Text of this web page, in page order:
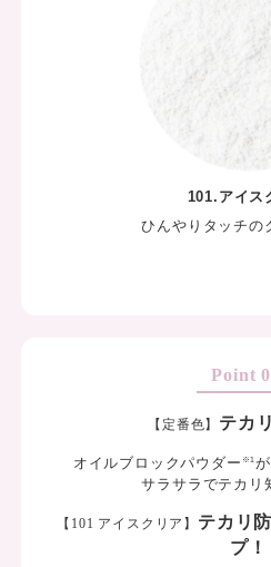
101.アイス
ひんやりタッチの
【定番色】 テカ
オイルブロックパウダー ※1 が
サラサラでテカリ
【101 アイスクリア】 テカリ
プ！